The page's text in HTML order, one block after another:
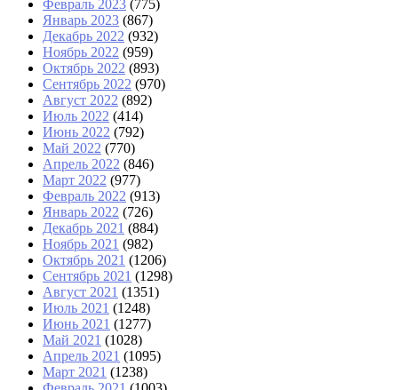
Февраль 2023 (775)
Январь 2023 (867)
Декабрь 2022 (932)
Ноябрь 2022 (959)
Октябрь 2022 (893)
Сентябрь 2022 (970)
Август 2022 (892)
Июль 2022 (414)
Июнь 2022 (792)
Май 2022 (770)
Апрель 2022 (846)
Март 2022 (977)
Февраль 2022 (913)
Январь 2022 (726)
Декабрь 2021 (884)
Ноябрь 2021 (982)
Октябрь 2021 (1206)
Сентябрь 2021 (1298)
Август 2021 (1351)
Июль 2021 (1248)
Июнь 2021 (1277)
Май 2021 (1028)
Апрель 2021 (1095)
Март 2021 (1238)